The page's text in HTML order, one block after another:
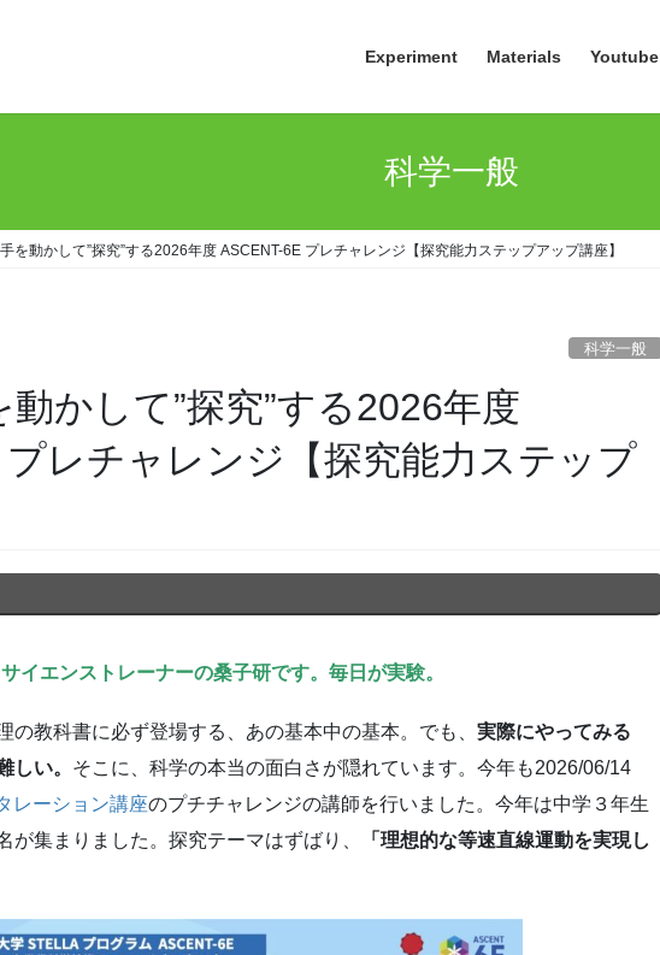
Experiment Materials Youtube
科学一般
手を動かして”探究”する2026年度 ASCENT-6E プレチャレンジ【探究能力ステップアップ講座】
科学一般
動かして”探究”する2026年度
レチャレンジ【探究能力ステップ
サイエンストレーナーの桑子研です。毎日が実験。
教科書に必ず登場する、あの基本中の基本。でも、 実際にやってみる
しい。 そこに、科学の本当の面白さが隠れています。今年も2026/06/14
レーション講座のプチチャレンジの講師を行いました。今年は中学３年生
が集まりました。探究テーマはずばり、
「理想的な等速直線運動を実現し